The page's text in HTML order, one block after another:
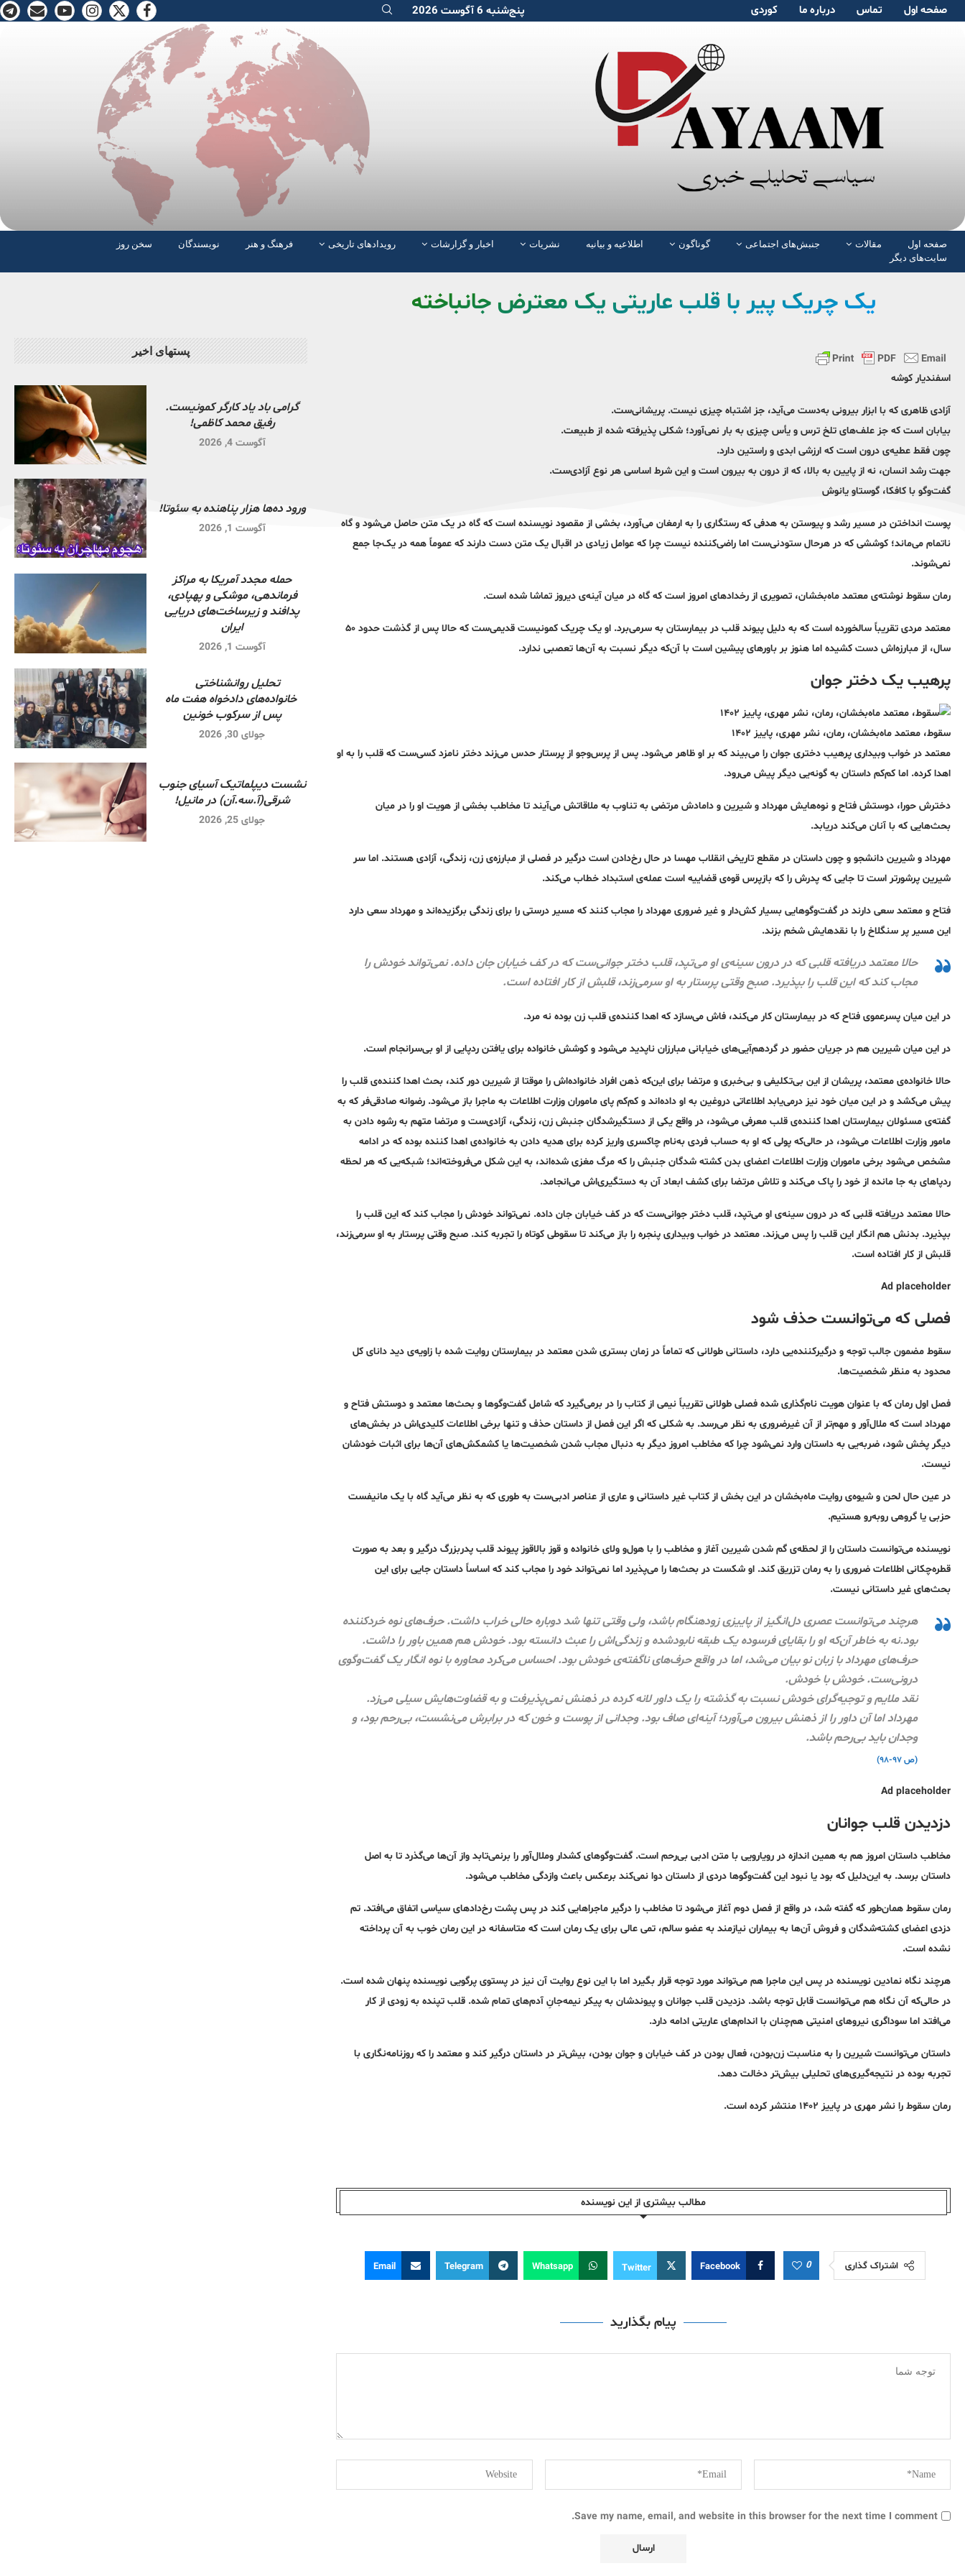
صفحە اول تماس دربارە ما کوردی پنج‌شنبه 6 آگوست 2026
صفحە اول مقالات جنبش‌های اجتماعی گوناگون اطلاعیه و بیانیه نشریات اخبار و گزارشات رویدادهای تاریخی فرهنگ و هنر نویسندگان
سخن روز
سایت‌های دیگر
یک چریک پیر با قلب عاریتی یک معترض جانباخته
اسفندیار کوشه
آزادی ظاهری که با ابزار بیرونی به‌دست می‌آید، جز اشتباه چیزی نیست. پریشانی‌ست.
بیابان است که جز علف‌های تلخ ترس و یأس چیزی به بار نمی‌آورد؛ شکلی پذیرفته شده از طبیعت.
چون فقط عطیه‌ی درون است که ارزشی ابدی و راستین دارد.
جهت رشد انسان، نه از پایین به بالا، که از درون به بیرون است و این شرط اساسی هر نوع آزادی‌ست.
گفت‌وگو با کافکا، گوستاو یانوش
پوست‌ انداختن در مسیر رشد و پیوستن به هدفی که رستگاری را به ارمغان می‌آورد، بخشی از مقصود نویسنده است که گاه در یک متن حاصل می‌شود و گاه
ناتمام می‌ماند؛ کوششی که در هرحال ستودنی‌ست اما راضی‌کننده نیست چرا که عوامل زیادی در اقبال یک متن دست دارند که عموماً همه در یک‌جا جمع
نمی‌شوند.
رمان سقوط نوشته‌ی معتمد ماه‌بخشان، تصویری از رخدادهای امروز است که گاه در میان آینه‌ی دیروز تماشا شده است.
معتمد مردی تقریباً سالخورده است که به دلیل پیوند قلب در بیمارستان به سرمی‌برد. او یک چریک کمونیست قدیمی‌ست که حالا پس از گذشت حدود ۵۰
سال، از مبارزه‌اش دست کشیده اما هنوز بر باورهای پیشین است با آن‌که دیگر نسبت به آن‌ها تعصبی ندارد.
پرهیب یک دختر جوان
سقوط، معتمد ماه‌بخشان، رمان، نشر مهری، پاییز ۱۴۰۲
معتمد در خواب وبیداری پرهیب دختری جوان را می‌بیند که بر او ظاهر می‌شود. پس از پرس‌وجو از پرستار حدس می‌زند دختر نامزد کسی‌ست که قلب را به او
اهدا کرده. اما کم‌کم داستان به گونه‌یی دیگر پیش می‌رود.
دخترش حورا، دوستش فتاح و نوه‌هایش مهرداد و شیرین و دامادش مرتضی به تناوب به ملاقاتش می‌آیند تا مخاطب بخشی از هویت او را در میان
بحث‌هایی که با آنان می‌کند دریابد.
مهرداد و شیرین دانشجو و چون داستان در مقطع تاریخی انقلاب مهسا در حال رخ‌دادن است درگیر در فصلی از مبارزه‌ی زن، زندگی، آزادی هستند. اما سر
شیرین پرشورتر است تا جایی که پدرش را که بازپرس قوه‌ی قضاییه است عمله‌ی استبداد خطاب می‌کند.
فتاح و معتمد سعی دارند در گفت‌وگوهایی بسیار کش‌دار و غیر ضروری مهرداد را مجاب کنند که مسیر درستی را برای زندگی برگزیده‌اند و مهرداد سعی دارد
این مسیر پر سنگلاخ را با نقدهایش شخم بزند.
حالا معتمد دریافته قلبی که در درون سینه‌ی او می‌تپد، قلب دختر جوانی‌ست که در کف خیابان جان داده. نمی‌تواند خودش را
مجاب کند که این قلب را بپذیرد. صبح وقتی پرستار به او سرمی‌زند، قلبش از کار افتاده ‌است.
در این میان پسرعموی فتاح که در بیمارستان کار می‌کند، فاش می‌سازد که اهدا کننده‌ی قلب زن بوده نه مرد.
در این میان شیرین هم در جریان حضور در گردهم‌آیی‌های خیابانی مبارزان ناپدید می‌شود و کوشش خانواده برای یافتن رد‌پایی از او بی‌سرانجام است.
حالا خانواده‌ی معتمد، پریشان از این بی‌تکلیفی و بی‌خبری و مرتضا برای این‌که ذهن افراد خانواده‌اش را موقتا از شیرین دور کند، بحث اهدا کننده‌ی قلب را
پیش می‌کشد و در این میان خود نیز درمی‌یابد اطلاعاتی دروغین به او داده‌اند و کم‌کم پای ماموران وزارت اطلاعات به ماجرا باز می‌شود. رضوانه صادقی‌فر که به
گفته‌ی مسئولان بیمارستان اهدا کننده‌ی قلب معرفی می‌شود، در واقع یکی از دستگیرشدگان جنبش زن، زندگی، آزادی‌ست و مرتضا متهم به رشوه دادن به
مامور وزارت اطلاعات می‌شود، در حالی‌که پولی که او به حساب فردی به‌نام چاکسری واریز کرده برای هدیه دادن به خانواده‌ی اهدا کننده بوده که در ادامه
مشخص می‌شود برخی ماموران وزارت اطلاعات اعضای بدن کشته شدگان جنبش را که مرگ مغزی شده‌اند، به این شکل می‌فروخته‌اند؛ شبکه‌یی که هر لحظه
ردپاهای به جا مانده از خود را پاک می‌کند و تلاش مرتضا برای کشف ابعاد آن به دستگیری‌اش می‌انجامد.
حالا معتمد دریافته قلبی که در درون سینه‌ی او می‌تپد، قلب دختر جوانی‌ست که در کف خیابان جان داده. نمی‌تواند خودش را مجاب کند که این قلب را
بپذیرد. بدنش هم انگار این قلب را پس می‌زند. معتمد در خواب وبیداری پنجره را باز می‌کند تا سقوطی کوتاه را تجربه کند. صبح وقتی پرستار به او سرمی‌زند،
قلبش از کار افتاده ‌است.
Ad placeholder
فصلی که می‌توانست حذف شود
سقوط مضمون جالب توجه و درگیرکننده‌یی دارد، داستانی طولانی که تماماً در زمان بستری شدن معتمد در بیمارستان روایت شده با زاویه‌ی دید دانای کل
محدود به منظر شخصیت‌ها.
فصل اول رمان که با عنوان هویت نام‌گذاری شده فصلی طولانی تقریباً نیمی از کتاب را در برمی‌گیرد که شامل گفت‌وگوها و بحث‌ها معتمد و دوستش فتاح و
مهرداد است که ملال‌آور و مهم‌تر از آن غیرضروری به نظر می‌رسد. به شکلی که اگر این فصل از داستان حذف و تنها برخی اطلاعات کلیدی‌اش در بخش‌های
دیگر پخش شود، ضربه‌یی به داستان وارد نمی‌شود چرا که مخاطب امروز دیگر به دنبال مجاب شدن شخصیت‌ها یا کشمکش‌های آن‌ها برای اثبات خودشان
نیست.
در عین حال لحن و شیوه‌ی روایت ماه‌بخشان در این بخش از کتاب غیر داستانی و عاری از عناصر ادبی‌ست به طوری که به نظر می‌آید گاه با یک مانیفست
حزبی یا گروهی روبه‌رو هستیم.
نویسنده می‌توانست داستان را از لحظه‌ی گم شدن شیرین آغاز و مخاطب را با هول‌و ولای خانواده و قوز بالاقوز پیوند قلب پدربزرگ درگیر و بعد به صورت
قطره‌چکانی اطلاعات ضروری را به رمان تزریق کند. او شکست در بحث‌ها را می‌پذیرد اما نمی‌تواند خود را مجاب کند که اساساً داستان جایی برای این
بحث‌های غیر داستانی نیست.
هرچند می‌توانست عصری دل‌انگیز از پاییزی زودهنگام باشد، ولی وقتی تنها شد دوباره حالی خراب داشت. حرف‌های نوه خردکننده
بود.نه به خاطر آن‌که او را بقایای فرسوده یک طبقه نابودشده و زندگی‌اش را عبث دانسته بود. خودش هم همین باور را داشت.
حرف‌های مهرداد با زبان نو بیان می‌شد، اما در واقع حرف‌های ناگفته‌ی خودش بود. احساس می‌کرد محاوره با نوه انگار یک گفت‌وگوی
درونی‌ست. خودش با خودش.
نقد ملایم و توجیه‌گرای خودش نسبت به گذشته را یک داور لانه کرده در ذهنش نمی‌پذیرفت و به قضاوت‌هایش سیلی می‌زد.
مهرداد اما آن داور را از ذهنش بیرون می‌آورد؛ آینه‌ای صاف بود. وجدانی از پوست و خون که در برابرش می‌نشست، بی‌رحم بود، و
وجدان باید بی‌رحم باشد.
(ص ۹۷-۹۸)
Ad placeholder
دزدیدن قلب جوانان
مخاطب داستان امروز هم به همین اندازه در رویارویی با متن ادبی بی‌رحم است. گفت‌وگوهای کشدار وملال‌آور را برنمی‌تابد واز آن‌ها می‌گذرد تا به اصل
داستان برسد. به این‌دلیل که بود یا نبود این گفت‌وگوها دردی از داستان دوا نمی‌کند برعکس باعث وازدگی مخاطب می‌شود.
رمان سقوط همان‌طور که گفته شد، در واقع از فصل دوم آغاز می‌شود تا مخاطب را درگیر ماجراهایی کند در پس پشت رخ‌دادهای سیاسی اتفاق می‌افتد. تم
دزدی اعضای کشته‌شدگان و فروش آن‌ها به بیماران نیازمند به عضو سالم، تمی عالی برای یک رمان است که متاسفانه در این رمان خوب به آن پرداخته
نشده است.
هرچند نگاه نمادین نویسنده در پس این ماجرا هم می‌تواند مورد توجه قرار بگیرد اما با این نوع روایت آن نیز در پستوی پرگویی نویسنده پنهان شده است.
در حالی‌که آن نگاه هم می‌توانست قابل توجه باشد. دزدیدن قلب جوانان و پیوندشان به پیکر نیمه‌جانِ آدم‌های تمام شده. قلب تپنده به زودی از کار
می‌افتد اما سوداگری نیروهای امنیتی هم‌چنان با اندام‌های عاریتی ادامه دارد.
داستان می‌توانست شیرین را به مناسبت زن‌بودن، فعال بودن در کف خیابان و جوان بودن، بیش‌تر در داستان درگیر کند و معتمد را که روزنامه‌نگاری با
تجربه بوده در نتیجه‌گیری‌های تحلیلی بیش‌تر دخالت دهد.
رمان سقوط را نشر مهری در پاییز ۱۴۰۲ منتشر کرده ‌است.
مطالب بیشتری از این نویسندە
اشتراک گذاری 0
Facebook
Twitter
Whatsapp
Telegram
Email
پیام بگذارید
Save my name, email, and website in this browser for the next time I comment.
پستهای اخیر
گرامی باد یاد کارگر کمونیست.
رفیق محمد کاظمی!
آگوست 4, 2026
ورود ده‌ها هزار پناهنده به سئوتا!
آگوست 1, 2026
حمله مجدد آمریکا به مراکز
فرماندهی، موشکی و پهپادی،
پدافند و زیرساخت‌های دریایی
ایران
آگوست 1, 2026
تحلیل روانشناختی
خانواده‌های دادخواه هفت ماه
پس از سرکوب خونین
جولای 30, 2026
نشست دیپلماتیک آسیای جنوب
شرقی‌(آ.سه.آن) در مانیل!
جولای 25, 2026